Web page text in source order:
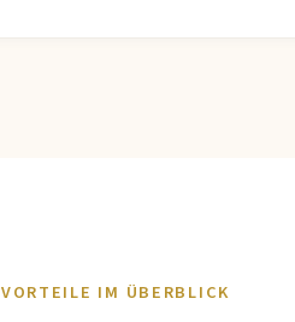
VORTEILE IM ÜBERBLICK